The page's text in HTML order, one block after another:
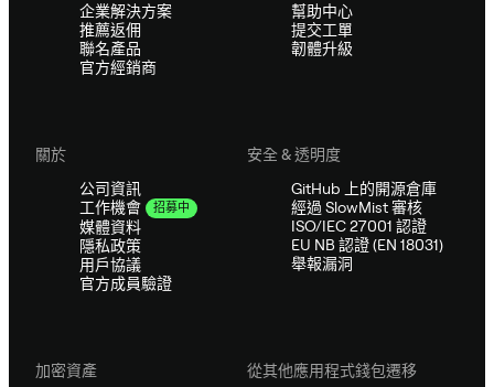
企業解決方案
推薦返佣
聯名產品
官方經銷商
幫助中心
提交工單
韌體升級
關於
公司資訊
工作機會
招募中
媒體資料
隱私政策
用戶協議
官方成員驗證
安全 & 透明度
GitHub 上的開源倉庫
經過 SlowMist 審核
ISO/IEC 27001 認證
EU NB 認證 (EN 18031)
舉報漏洞
加密資產
從其他應用程式錢包遷移